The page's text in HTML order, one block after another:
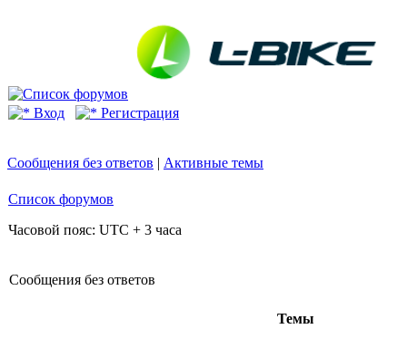
Вход Регистрация
Сообщения без ответов | Активные темы
Список форумов
Часовой пояс: UTC + 3 часа
Сообщения без ответов
Темы